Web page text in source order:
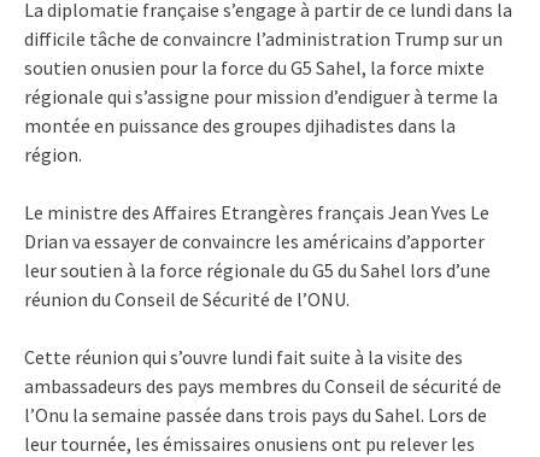
La diplomatie française s’engage à partir de ce lundi dans la
difficile tâche de convaincre l’administration Trump sur un
soutien onusien pour la force du G5 Sahel, la force mixte
régionale qui s’assigne pour mission d’endiguer à terme la
montée en puissance des groupes djihadistes dans la
région.
Le ministre des Affaires Etrangères français Jean Yves Le
Drian va essayer de convaincre les américains d’apporter
leur soutien à la force régionale du G5 du Sahel lors d’une
réunion du Conseil de Sécurité de l’ONU.
Cette réunion qui s’ouvre lundi fait suite à la visite des
ambassadeurs des pays membres du Conseil de sécurité de
l’Onu la semaine passée dans trois pays du Sahel. Lors de
leur tournée, les émissaires onusiens ont pu relever les